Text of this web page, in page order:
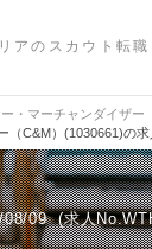
アのスカウト転職
・マーチャンダイザー
C&M）(1030661)の求
08/09 求人